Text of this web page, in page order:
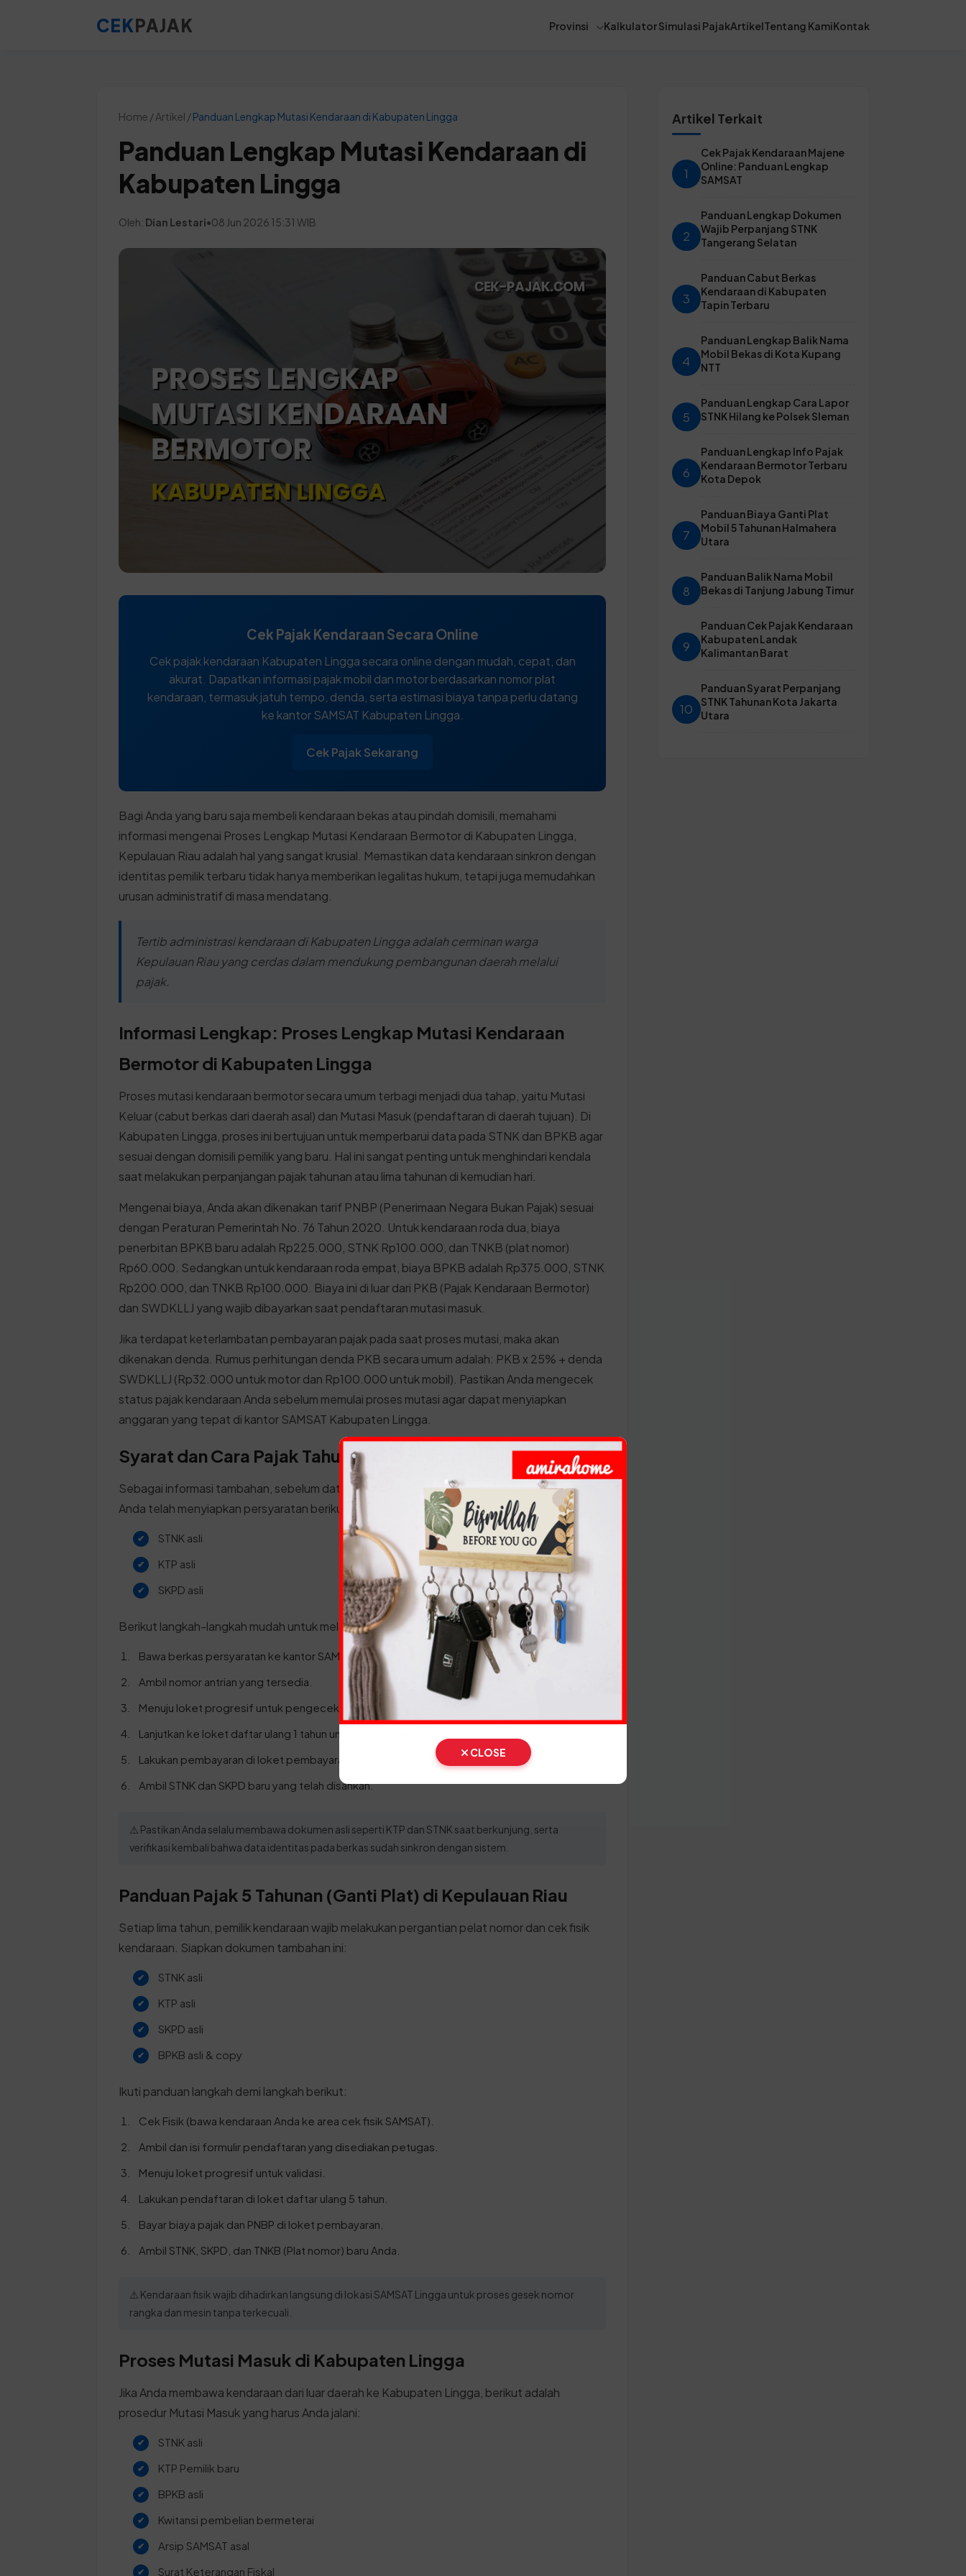
CEKPAJAK Provinsi Kalkulator Simulasi PajakArtikelTentang KamiKontak
Home / Artikel /Panduan Lengkap Mutasi Kendaraan di Kabupaten Lingga
Panduan Lengkap Mutasi Kendaraan di
Kabupaten Lingga
Oleh: Dian Lestari•08 Jun 2026 15:31 WIB
Cek Pajak Kendaraan Secara Online
Cek pajak kendaraan Kabupaten Lingga secara online dengan mudah, cepat, dan
akurat. Dapatkan informasi pajak mobil dan motor berdasarkan nomor plat
kendaraan, termasuk jatuh tempo, denda, serta estimasi biaya tanpa perlu datang
ke kantor SAMSAT Kabupaten Lingga.
Cek Pajak Sekarang
Bagi Anda yang baru saja membeli kendaraan bekas atau pindah domisili, memahami
informasi mengenai Proses Lengkap Mutasi Kendaraan Bermotor di Kabupaten Lingga,
Kepulauan Riau adalah hal yang sangat krusial. Memastikan data kendaraan sinkron dengan
identitas pemilik terbaru tidak hanya memberikan legalitas hukum, tetapi juga memudahkan
urusan administratif di masa mendatang.
Tertib administrasi kendaraan di Kabupaten Lingga adalah cerminan warga
Kepulauan Riau yang cerdas dalam mendukung pembangunan daerah melalui
pajak.
Informasi Lengkap: Proses Lengkap Mutasi Kendaraan
Bermotor di Kabupaten Lingga
Proses mutasi kendaraan bermotor secara umum terbagi menjadi dua tahap, yaitu Mutasi
Keluar (cabut berkas dari daerah asal) dan Mutasi Masuk (pendaftaran di daerah tujuan). Di
Kabupaten Lingga, proses ini bertujuan untuk memperbarui data pada STNK dan BPKB agar
sesuai dengan domisili pemilik yang baru. Hal ini sangat penting untuk menghindari kendala
saat melakukan perpanjangan pajak tahunan atau lima tahunan di kemudian hari.
Mengenai biaya, Anda akan dikenakan tarif PNBP (Penerimaan Negara Bukan Pajak) sesuai
dengan Peraturan Pemerintah No. 76 Tahun 2020. Untuk kendaraan roda dua, biaya
penerbitan BPKB baru adalah Rp225.000, STNK Rp100.000, dan TNKB (plat nomor)
Rp60.000. Sedangkan untuk kendaraan roda empat, biaya BPKB adalah Rp375.000, STNK
Rp200.000, dan TNKB Rp100.000. Biaya ini di luar dari PKB (Pajak Kendaraan Bermotor)
dan SWDKLLJ yang wajib dibayarkan saat pendaftaran mutasi masuk.
Jika terdapat keterlambatan pembayaran pajak pada saat proses mutasi, maka akan
dikenakan denda. Rumus perhitungan denda PKB secara umum adalah: PKB x 25% + denda
SWDKLLJ (Rp32.000 untuk motor dan Rp100.000 untuk mobil). Pastikan Anda mengecek
status pajak kendaraan Anda sebelum memulai proses mutasi agar dapat menyiapkan
anggaran yang tepat di kantor SAMSAT Kabupaten Lingga.
Syarat dan Cara Pajak Tahunan di Kabupaten Lingga
Sebagai informasi tambahan, sebelum datang ke kantor SAMSAT Kepulauan Riau, pastikan
Anda telah menyiapkan persyaratan berikut:
STNK asli
KTP asli
SKPD asli
Berikut langkah-langkah mudah untuk melakukan prosesnya:
Bawa berkas persyaratan ke kantor SAMSAT.
Ambil nomor antrian yang tersedia.
Menuju loket progresif untuk pengecekan data.
Lanjutkan ke loket daftar ulang 1 tahun untuk menyerahkan berkas.
Lakukan pembayaran di loket pembayaran sesuai nominal yang tertera.
Ambil STNK dan SKPD baru yang telah disahkan.
⚠️ Pastikan Anda selalu membawa dokumen asli seperti KTP dan STNK saat berkunjung, serta
verifikasi kembali bahwa data identitas pada berkas sudah sinkron dengan sistem.
Panduan Pajak 5 Tahunan (Ganti Plat) di Kepulauan Riau
Setiap lima tahun, pemilik kendaraan wajib melakukan pergantian pelat nomor dan cek fisik
kendaraan. Siapkan dokumen tambahan ini:
STNK asli
KTP asli
SKPD asli
BPKB asli & copy
Ikuti panduan langkah demi langkah berikut:
Cek Fisik (bawa kendaraan Anda ke area cek fisik SAMSAT).
Ambil dan isi formulir pendaftaran yang disediakan petugas.
Menuju loket progresif untuk validasi.
Lakukan pendaftaran di loket daftar ulang 5 tahun.
Bayar biaya pajak dan PNBP di loket pembayaran.
Ambil STNK, SKPD, dan TNKB (Plat nomor) baru Anda.
⚠️ Kendaraan fisik wajib dihadirkan langsung di lokasi SAMSAT Lingga untuk proses gesek nomor
rangka dan mesin tanpa terkecuali.
Proses Mutasi Masuk di Kabupaten Lingga
Jika Anda membawa kendaraan dari luar daerah ke Kabupaten Lingga, berikut adalah
prosedur Mutasi Masuk yang harus Anda jalani:
STNK asli
KTP Pemilik baru
BPKB asli
Kwitansi pembelian bermeterai
Arsip SAMSAT asal
Surat Keterangan Fiskal
Artikel Terkait
1
Cek Pajak Kendaraan Majene
Online: Panduan Lengkap
SAMSAT
2
Panduan Lengkap Dokumen
Wajib Perpanjang STNK
Tangerang Selatan
3
Panduan Cabut Berkas
Kendaraan di Kabupaten
Tapin Terbaru
4
Panduan Lengkap Balik Nama
Mobil Bekas di Kota Kupang
NTT
5
Panduan Lengkap Cara Lapor
STNK Hilang ke Polsek Sleman
6
Panduan Lengkap Info Pajak
Kendaraan Bermotor Terbaru
Kota Depok
7
Panduan Biaya Ganti Plat
Mobil 5 Tahunan Halmahera
Utara
8
Panduan Balik Nama Mobil
Bekas di Tanjung Jabung Timur
9
Panduan Cek Pajak Kendaraan
Kabupaten Landak
Kalimantan Barat
10
Panduan Syarat Perpanjang
STNK Tahunan Kota Jakarta
Utara
CLOSE